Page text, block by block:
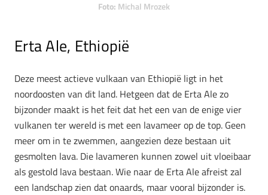
Foto: Michal Mrozek
Erta Ale, Ethiopië
Deze meest actieve vulkaan van Ethiopië ligt in het
noordoosten van dit land. Hetgeen dat de Erta Ale zo
bijzonder maakt is het feit dat het een van de enige vier
vulkanen ter wereld is met een lavameer op de top. Geen
meer om in te zwemmen, aangezien deze bestaan uit
gesmolten lava. Die lavameren kunnen zowel uit vloeibaar
als gestold lava bestaan. Wie naar de Erta Ale afreist zal
een landschap zien dat onaards, maar vooral bijzonder is.